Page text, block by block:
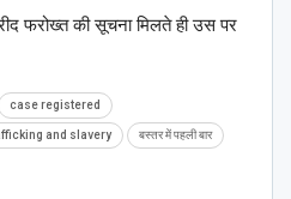
फरोख्त की सूचना मिलते ही उस पर
case registered
and slavery बस्तर में पहली बार